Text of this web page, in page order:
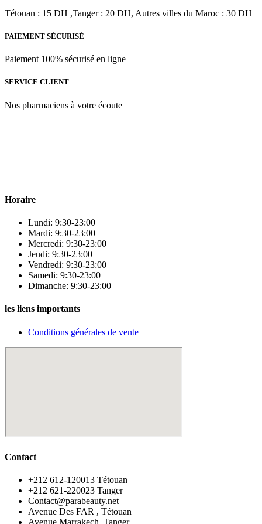
Tétouan : 15 DH ,Tanger : 20 DH, Autres villes du Maroc : 30 DH
PAIEMENT SÉCURISÉ
Paiement 100% sécurisé en ligne
SERVICE CLIENT
Nos pharmaciens à votre écoute
Horaire
Lundi: 9:30-23:00
Mardi: 9:30-23:00
Mercredi: 9:30-23:00
Jeudi: 9:30-23:00
Vendredi: 9:30-23:00
Samedi: 9:30-23:00
Dimanche: 9:30-23:00
les liens importants
Conditions générales de vente
Contact
‪+212 612-120013 Tétouan
‪+212 621-220023 Tanger
Contact@parabeauty.net
Avenue Des FAR , Tétouan